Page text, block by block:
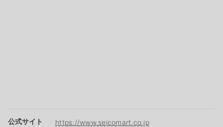
公式サイト https://www.seicomart.co.jp